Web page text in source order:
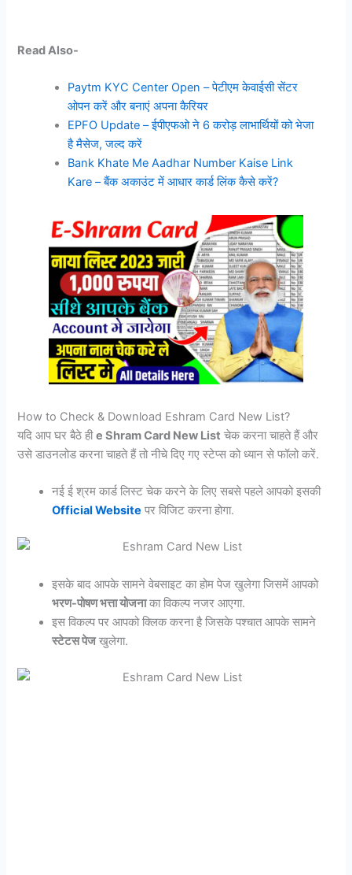
Read Also-
Paytm KYC Center Open – पेटीएम केवाईसी सेंटर
ओपन करें और बनाएं अपना कैरियर
EPFO Update – ईपीएफओ ने 6 करोड़ लाभार्थियों को भेजा
है मैसेज, जल्द करें
Bank Khate Me Aadhar Number Kaise Link
Kare – बैंक अकाउंट में आधार कार्ड लिंक कैसे करें?
How to Check & Download Eshram Card New List?
यदि आप घर बैठे हीe Shram Card New List चेक करना चाहते हैं और
उसे डाउनलोड करना चाहते हैं तो नीचे दिए गए स्टेप्स को ध्यान से फॉलो करें.
नई ई श्रम कार्ड लिस्ट चेक करने के लिए सबसे पहले आपको इसकी
Official Website पर विजिट करना होगा.
इसके बाद आपके सामने वेबसाइट का होम पेज खुलेगा जिसमें आपको
भरण-पोषण भत्ता योजनाका विकल्प नजर आएगा.
इस विकल्प पर आपको क्लिक करना है जिसके पश्चात आपके सामने
स्टेटस पेजखुलेगा.